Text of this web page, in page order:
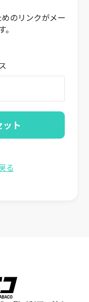
のリンクがメー
る